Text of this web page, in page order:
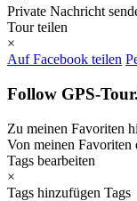
Private Nachricht
Tour teilen
×
Auf Facebook teilen
Follow GPS-
Zu meinen Favoriten
Von meinen Favoriten
Tags bearbeiten
×
Tags hinzufügen Tags